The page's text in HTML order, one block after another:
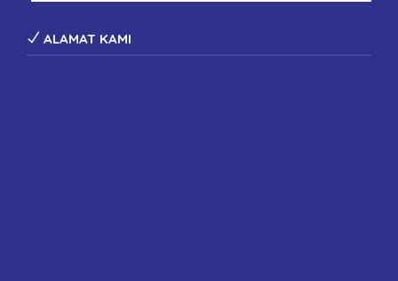
ALAMAT KAMI